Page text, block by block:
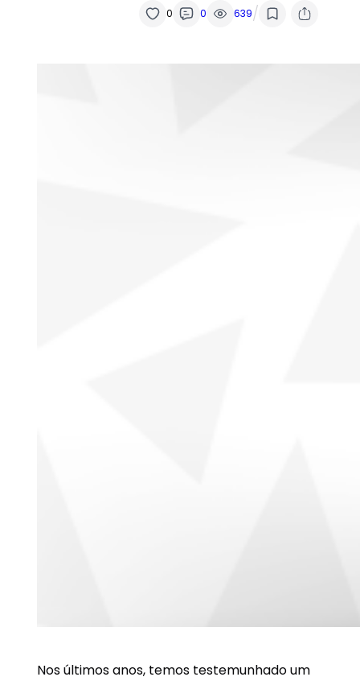
0 0 639/
Nos últimos anos, temos testemunhado um